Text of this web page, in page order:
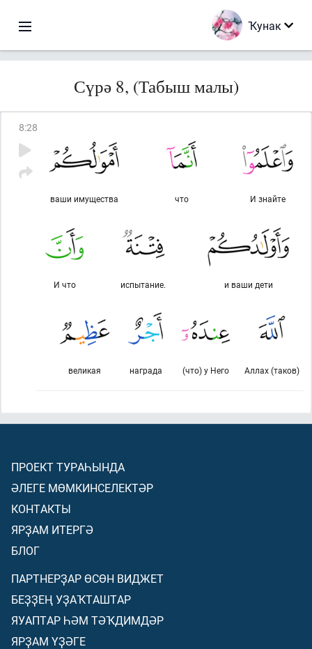
Ҡунак
Сүрә 8, (Табыш малы)
8:28
И знайте
что
ваши имущества
и ваши дети
испытание.
И что
Аллах (таков)
(что) у Него
награда
великая
ПРОЕКТ ТУРАҺЫНДА
ӘЛЕГЕ МӨМКИНСЕЛЕКТӘР
КОНТАКТЫ
ЯРҘАМ ИТЕРГӘ
БЛОГ
ПАРТНЕРҘАР ӨСӨН ВИДЖЕТ
БЕҘҘЕҢ УҘАҠТАШТАР
ЯУАПТАР ҺӘМ ТӘҠДИМДӘР
ЯРҘАМ ҮҘӘГЕ